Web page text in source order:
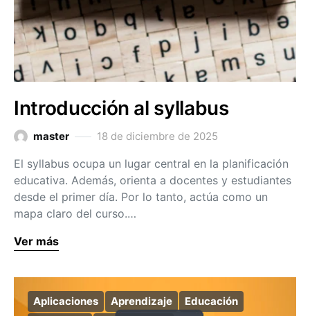
Introducción al syllabus
master 18 de diciembre de 2025
El syllabus ocupa un lugar central en la planificación
educativa. Además, orienta a docentes y estudiantes
desde el primer día. Por lo tanto, actúa como un
mapa claro del curso.…
Ver más
Aplicaciones Aprendizaje
Educación